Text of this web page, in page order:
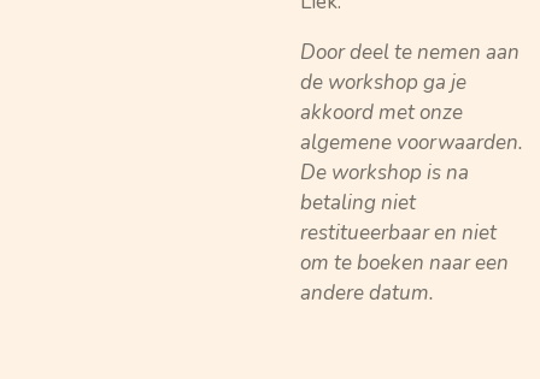
Door deel te nemen aan
de workshop ga je
akkoord met onze
algemene voorwaarden.
De workshop is na
betaling niet
restitueerbaar en niet
om te boeken naar een
andere datum.